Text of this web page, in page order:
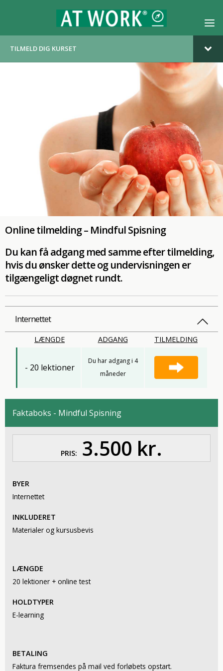
TILMELD DIG KURSET
Online tilmelding – Mindful Spisning
Du kan få adgang med samme efter tilmelding,
hvis du ønsker dette og undervisningen er
tilgængeligt døgnet rundt.
Internettet
LÆNGDE ADGANG TILMELDING
- 20 lektioner
Du har adgang i 4
måneder
Faktaboks - Mindful Spisning
PRIS: 3.500 kr.
BYER
Internettet
INKLUDERET
Materialer og kursusbevis
LÆNGDE
20 lektioner + online test
HOLDTYPER
E-learning
BETALING
Faktura fremsendes på mail ved forløbets opstart.